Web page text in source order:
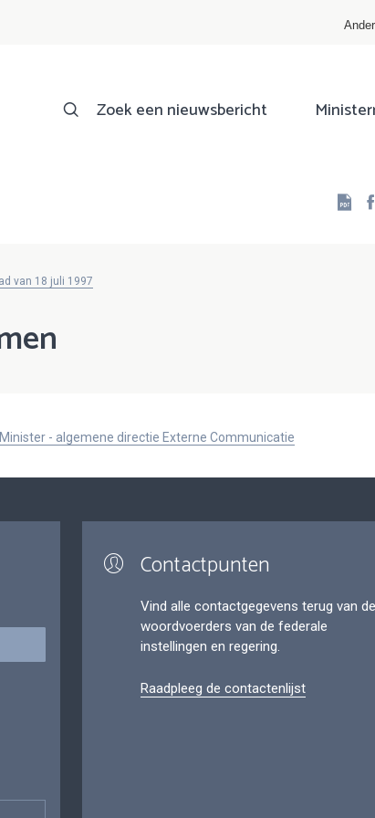
Zoek een nieuwsbericht
van 18 juli 1997
- algemene directie Externe Communicatie
Contactpunten
Vind alle contactgegevens terug van de
woordvoerders van de federale
instellingen en regering.
Raadpleeg de contactenlijst